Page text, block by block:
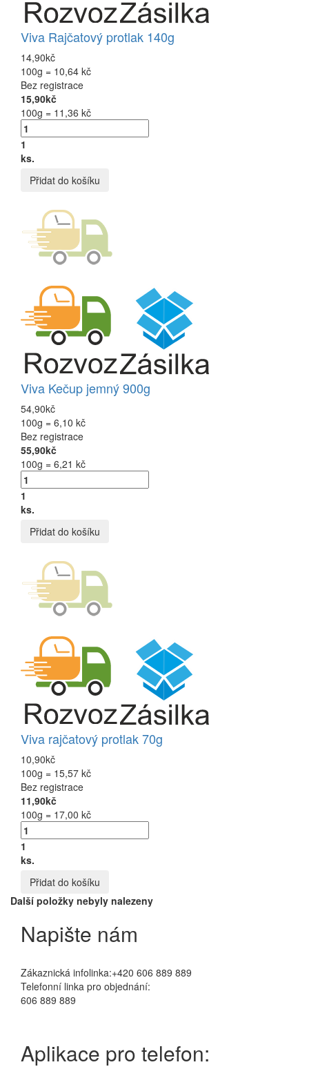
Viva Rajčatový protlak 140g
14,90kč
100g = 10,64 kč
Bez registrace
15,90kč
100g = 11,36 kč
1
ks.
Přidat do košíku
Viva Kečup jemný 900g
54,90kč
100g = 6,10 kč
Bez registrace
55,90kč
100g = 6,21 kč
1
ks.
Přidat do košíku
Viva rajčatový protlak 70g
10,90kč
100g = 15,57 kč
Bez registrace
11,90kč
100g = 17,00 kč
1
ks.
Přidat do košíku
Další položky nebyly nalezeny
Napište nám
Zákaznická infolinka:+420 606 889 889
Telefonní linka pro objednání:
606 889 889
Aplikace pro telefon: